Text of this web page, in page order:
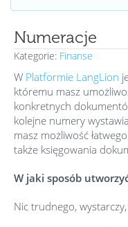
Numeracje
Kategorie: Finanse
W Platformie LangLion
któremu masz
konkretnych
kolejne numery
masz możliwość
także księgowania
W jaki sposób
Nic trudnego, wystarczy,